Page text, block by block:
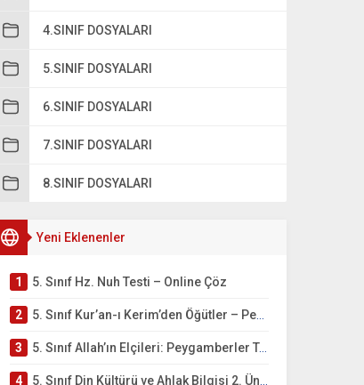
4.SINIF DOSYALARI
5.SINIF DOSYALARI
6.SINIF DOSYALARI
7.SINIF DOSYALARI
8.SINIF DOSYALARI
Yeni Eklenenler
1 5. Sınıf Hz. Nuh Testi – Online Çöz
2 5. Sınıf Kur’an-ı Kerim’den Öğütler – Peygamber Kıssaları Testi – Online Çöz
3 5. Sınıf Allah’ın Elçileri: Peygamberler Testi – Online Çöz
4 5. Sınıf Din Kültürü ve Ahlak Bilgisi 2. Ünite: Kur’an-ı Kerim Çalışmaları